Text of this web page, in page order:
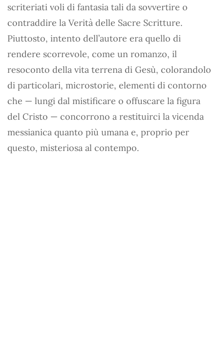
scriteriati voli di fantasia tali da sovvertire o
contraddire la Verità delle Sacre Scritture.
Piuttosto, intento dell’autore era quello di
rendere scorrevole, come un romanzo, il
resoconto della vita terrena di Gesù, colorandolo
di particolari, microstorie, elementi di contorno
che — lungi dal mistificare o offuscare la figura
del Cristo — concorrono a restituirci la vicenda
messianica quanto più umana e, proprio per
questo, misteriosa al contempo.